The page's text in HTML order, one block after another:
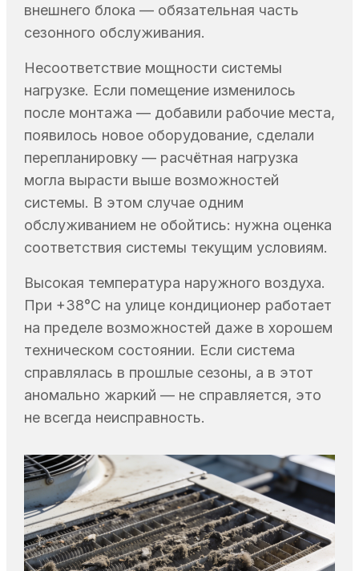
внешнего блока — обязательная часть
сезонного обслуживания.
Несоответствие мощности системы
нагрузке. Если помещение изменилось
после монтажа — добавили рабочие места,
появилось новое оборудование, сделали
перепланировку — расчётная нагрузка
могла вырасти выше возможностей
системы. В этом случае одним
обслуживанием не обойтись: нужна оценка
соответствия системы текущим условиям.
Высокая температура наружного воздуха.
При +38°C на улице кондиционер работает
на пределе возможностей даже в хорошем
техническом состоянии. Если система
справлялась в прошлые сезоны, а в этот
аномально жаркий — не справляется, это
не всегда неисправность.